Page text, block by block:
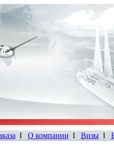
I О компании I ВизыI